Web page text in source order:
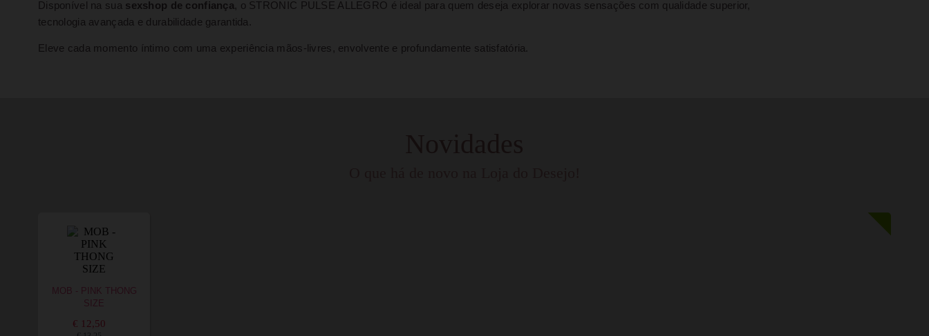
Disponível na sua sexshop de confiança, o STRONIC PULSE ALLEGRO é ideal para quem deseja explorar novas sensações com qualidade superior,
tecnologia avançada e durabilidade garantida.
Eleve cada momento íntimo com uma experiência mãos-livres, envolvente e profundamente satisfatória.
MOB - PINK THONG
SIZE
€ 12,50